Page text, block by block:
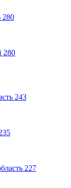
280
280
243
227